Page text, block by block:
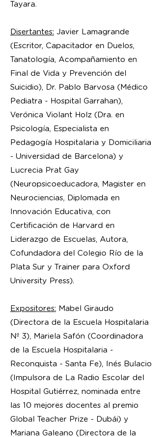
Tayara.
Disertantes: Javier Lamagrande
(Escritor, Capacitador en Duelos,
Tanatología, Acompañamiento en
Final de Vida y Prevención del
Suicidio), Dr. Pablo Barvosa (Médico
Pediatra - Hospital Garrahan),
Verónica Violant Holz (Dra. en
Psicología, Especialista en
Pedagogía Hospitalaria y Domiciliaria
- Universidad de Barcelona) y
Lucrecia Prat Gay
(Neuropsicoeducadora, Magister en
Neurociencias, Diplomada en
Innovación Educativa, con
Certificación de Harvard en
Liderazgo de Escuelas, Autora,
Cofundadora del Colegio Río de la
Plata Sur y Trainer para Oxford
University Press).
Expositores: Mabel Giraudo
(Directora de la Escuela Hospitalaria
Nº 3), Mariela Safón (Coordinadora
de la Escuela Hospitalaria -
Reconquista - Santa Fe), Inés Bulacio
(Impulsora de La Radio Escolar del
Hospital Gutiérrez, nominada entre
las 10 mejores docentes al premio
Global Teacher Prize - Dubái) y
Mariana Galeano (Directora de la